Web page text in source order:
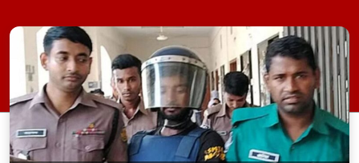
সেবন করেছিলেন বলে জবানবন্দিতে
জানিয়েছেন আসামি। রোববার (২৪ মে) সকালে
মামলার তদন্ত কর্মকর্তা পল্লবী থানার উপ-
পরিদর্শক অহিদুজ্জামান এ তথ্য নিছিত করেন।
তিনি বলেন, […]